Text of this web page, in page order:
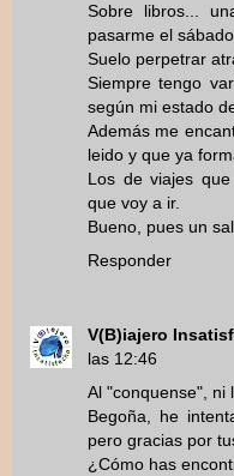
Sobre libros...
pasarme el
Suelo perpetrar
Siempre tengo
según mi estado
Además me
leido y que ya
Los de viajes
que voy a ir.
Bueno, pues un
Responder
V(B)iajero
las 12:46
Al "conquense", ni
Begoña, he
pero gracias por
¿Cómo has